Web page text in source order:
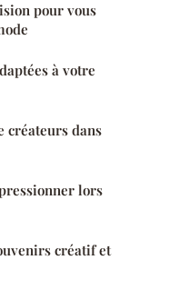
pour vous
à votre
créateurs dans
lors
créatif et